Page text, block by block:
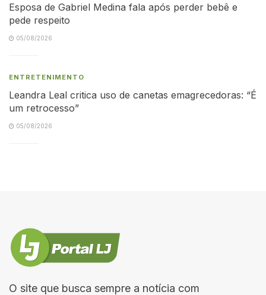
Esposa de Gabriel Medina fala após perder bebê e
pede respeito
05/08/2026
ENTRETENIMENTO
Leandra Leal critica uso de canetas emagrecedoras: “É
um retrocesso”
05/08/2026
O site que busca sempre a notícia com